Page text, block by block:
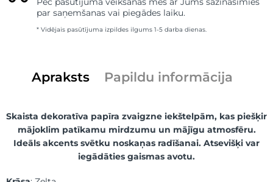
par saņemšanas vai piegādes laiku.
* Vidējais pasūtījuma izpildes ilgums 1-5 darba dienas.
Apraksts Papildu informācija
Skaista dekoratīva papīra zvaigzne iekštelpām, kas piešķir
mājoklim patīkamu mirdzumu un mājīgu atmosfēru.
Ideāls akcents svētku noskaņas radīšanai. Atsevišķi var
iegādāties gaismas avotu.